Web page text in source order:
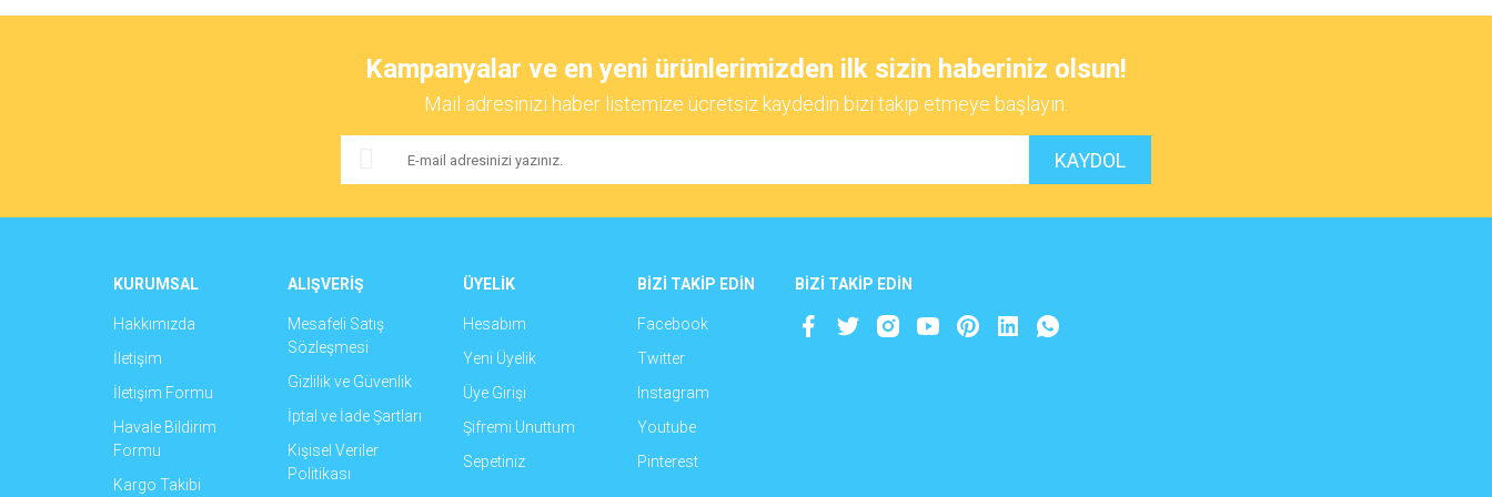
Yorum Yaz
Ürün resmi kalitesiz, bozuk veya görüntülenemiyor.
Kampanyalar ve en yeni ürünlerimizden ilk sizin haberiniz olsun!
Mail adresinizi haber listemize ücretsiz kaydedin bizi takip etmeye başlayın.
KAYDOL
KURUMSAL
Hakkımızda
İletişim
İletişim Formu
Havale Bildirim
Formu
Kargo Takibi
ALIŞVERİŞ
Mesafeli Satış
Sözleşmesi
Gizlilik ve Güvenlik
İptal ve İade Şartları
Kişisel Veriler
Politikası
ÜYELİK
Hesabım
Yeni Üyelik
Üye Girişi
Şifremi Unuttum
Sepetiniz
BİZİ TAKİP EDİN
Facebook
Twitter
Instagram
Youtube
Pinterest
BİZİ TAKİP EDİN